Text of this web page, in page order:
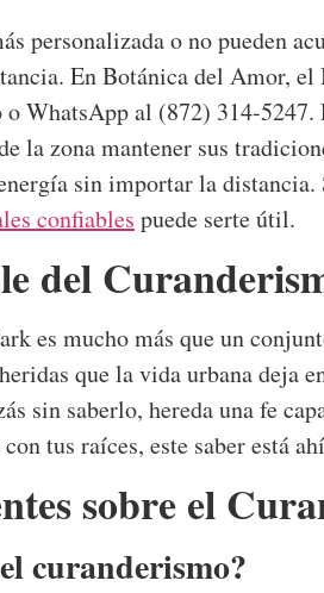
personalizada o no pueden
En Botánica del Amor,
WhatsApp al (872) 314-
la zona mantener sus
sin importar la
confiables puede serte útil.
del
es mucho más que un
que la vida urbana deja
sin saberlo, hereda una fe
tus raíces, este saber está
sobre el
curanderismo?